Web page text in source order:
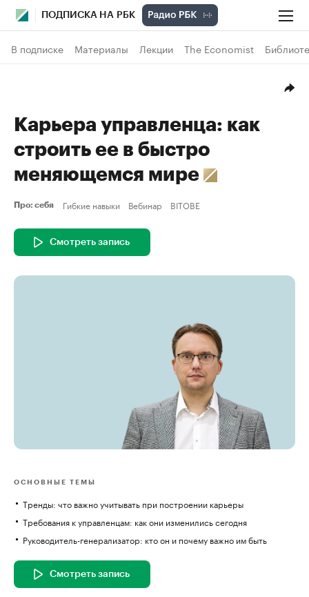
ПОДПИСКА НА РБК
В подписке Материалы Лекции The Economist
Карьера управленца: как
строить ее в быстро
меняющемся мире
Про: себя Гибкие навыки Вебинар BITOBE
Смотреть запись
ОСНОВНЫЕ ТЕМЫ
Тренды: что важно учитывать при построении карьеры
Требования к управленцам: как они изменились сегодня
Руководитель-генерализатор: кто он и почему важно им быть
Смотреть запись